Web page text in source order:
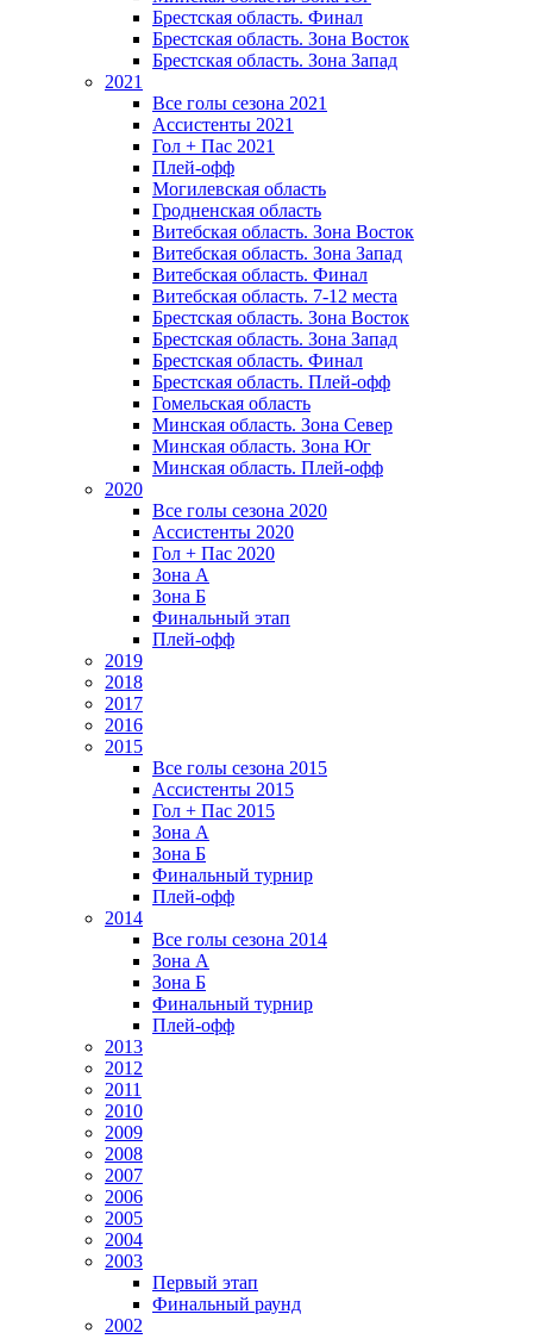
Брестская область. Финал
Брестская область. Зона Восток
Брестская область. Зона Запад
2021
Все голы сезона 2021
Ассистенты 2021
Гол + Пас 2021
Плей-офф
Могилевская область
Гродненская область
Витебская область. Зона Восток
Витебская область. Зона Запад
Витебская область. Финал
Витебская область. 7-12 места
Брестская область. Зона Восток
Брестская область. Зона Запад
Брестская область. Финал
Брестская область. Плей-офф
Гомельская область
Минская область. Зона Север
Минская область. Зона Юг
Минская область. Плей-офф
2020
Все голы сезона 2020
Ассистенты 2020
Гол + Пас 2020
Зона А
Зона Б
Финальный этап
Плей-офф
2019
2018
2017
2016
2015
Все голы сезона 2015
Ассистенты 2015
Гол + Пас 2015
Зона А
Зона Б
Финальный турнир
Плей-офф
2014
Все голы сезона 2014
Зона А
Зона Б
Финальный турнир
Плей-офф
2013
2012
2011
2010
2009
2008
2007
2006
2005
2004
2003
Первый этап
Финальный раунд
2002